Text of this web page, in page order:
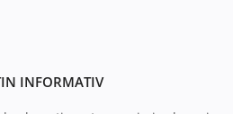
INFORMATIV